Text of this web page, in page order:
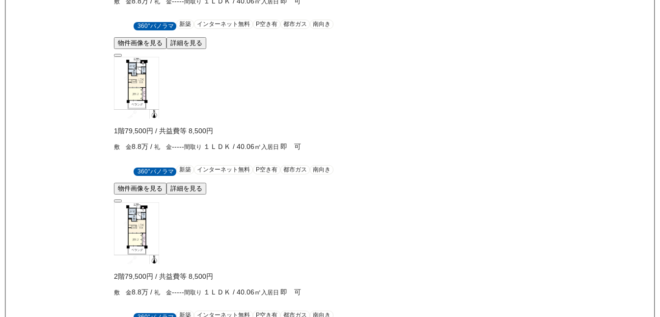
敷 金 礼 金 間取り 入居日
360°パノラマ 新築 インターネット無料 P空き有 都市ガス 南向き
物件画像を見る 詳細を見る
1階79,500円 / 共益費等 8,500円
敷 金8.8万 / 礼 金-----間取り １ＬＤＫ / 40.06㎡ 入居日 即 可
360°パノラマ 新築 インターネット無料 P空き有 都市ガス 南向き
物件画像を見る 詳細を見る
2階79,500円 / 共益費等 8,500円
敷 金8.8万 / 礼 金-----間取り １ＬＤＫ / 40.06㎡ 入居日 即 可
新築 インターネット無料 P空き有 都市ガス 南向き